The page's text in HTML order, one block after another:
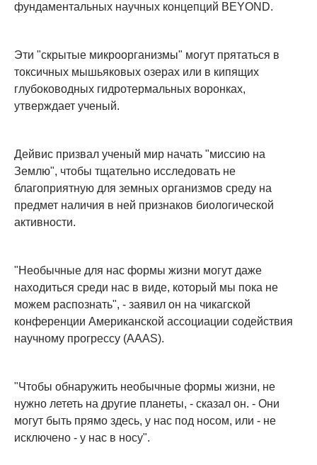
фундаментальных научных концепций BEYOND.
Эти "скрытые микроорганизмы" могут прятаться в
токсичных мышьяковых озерах или в кипящих
глубоководных гидротермальных воронках,
утверждает ученый.
Дейвис призвал ученый мир начать "миссию на
Землю", чтобы тщательно исследовать не
благоприятную для земных организмов среду на
предмет наличия в ней признаков биологической
активности.
"Необычные для нас формы жизни могут даже
находиться среди нас в виде, который мы пока не
можем распознать", - заявил он на чикагской
конференции Американской ассоциации содействия
научному прогрессу (AAAS).
"Чтобы обнаружить необычные формы жизни, не
нужно лететь на другие планеты, - сказал он. - Они
могут быть прямо здесь, у нас под носом, или - не
исключено - у нас в носу".